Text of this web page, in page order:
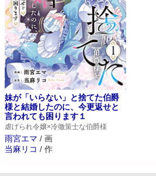
虐げられ令嬢×冷徹策士な伯爵様
妹が「いらない」と捨てた伯爵
様と結婚したのに、今更返せと
言われても困ります１
雨宮エマ / 画
当麻リコ / 作